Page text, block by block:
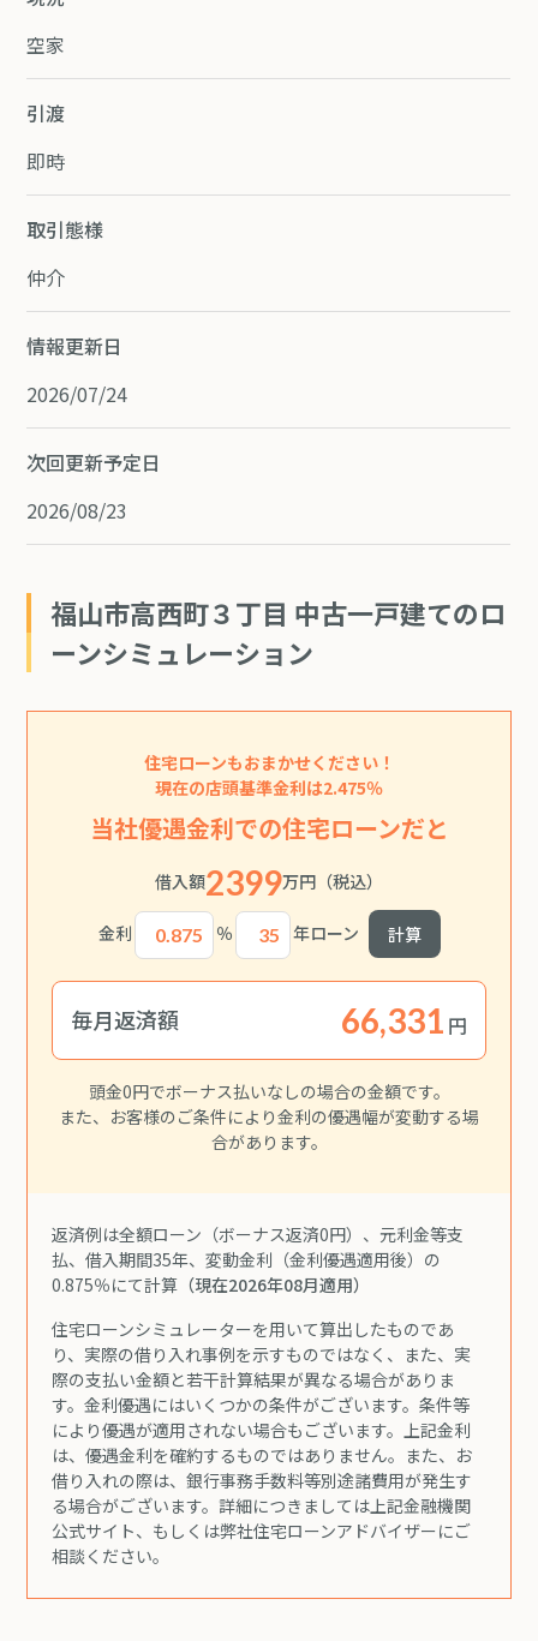
空家
引渡
即時
取引態様
仲介
情報更新日
2026/07/24
次回更新予定日
2026/08/23
福山市高西町３丁目 中古一戸建てのロ
ーンシミュレーション
住宅ローンもおまかせください！
現在の店頭基準金利は2.475％
当社優遇金利での住宅ローンだと
借入額2399万円 （税込）
金利 ％ 年ローン 計算
毎月返済額 円
頭金0円でボーナス払いなしの場合の金額です。
また、お客様のご条件により金利の優遇幅が変動する場
合があります。
返済例は全額ローン（ボーナス返済0円）、元利金等支
払、借入期間35年、変動金利（金利優遇適用後）の
0.875％にて計算 （現在2026年08月適用）
住宅ローンシミュレーターを用いて算出したものであ
り、実際の借り入れ事例を示すものではなく、また、実
際の支払い金額と若干計算結果が異なる場合がありま
す。金利優遇にはいくつかの条件がございます。条件等
により優遇が適用されない場合もございます。上記金利
は、優遇金利を確約するものではありません。また、お
借り入れの際は、銀行事務手数料等別途諸費用が発生す
る場合がございます。詳細につきましては上記金融機関
公式サイト、もしくは弊社住宅ローンアドバイザーにご
相談ください。